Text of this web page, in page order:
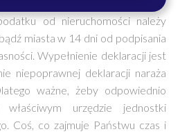
od nieruchomości należy
miasta w 14 dni od podpisania
Wypełnienie deklaracji jest
niepoprawnej deklaracji naraża
ważne, żeby odpowiednio
urzędzie jednostki
Coś, co zajmuje Państwu czas i